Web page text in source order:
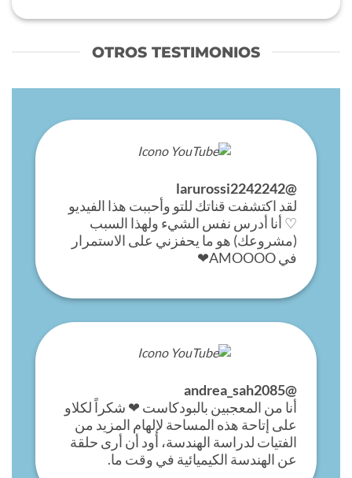
OTROS TESTIMONIOS
@larurossi2242242
لقد اكتشفت قناتك للتو وأحببت هذا الفيديو
♡ أنا أدرس نفس الشيء ولهذا السبب
(مشروعك) هو ما يحفزني على الاستمرار
في AMOOOO❤
@andrea_sah2085
أنا من المعجبين بالبودكاست ❤ شكراً لكلاو
على إتاحة هذه المساحة لإلهام المزيد من
الفتيات لدراسة الهندسة، أود أن أرى حلقة
عن الهندسة الكيميائية في وقت ما.